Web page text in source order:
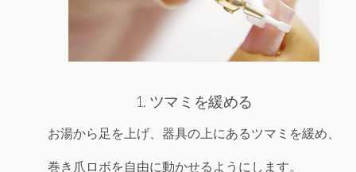
1. ツマミを緩める
お湯から足を上げ、器具の上にあるツマミを緩め、
巻き爪ロボを自由に動かせるようにします。